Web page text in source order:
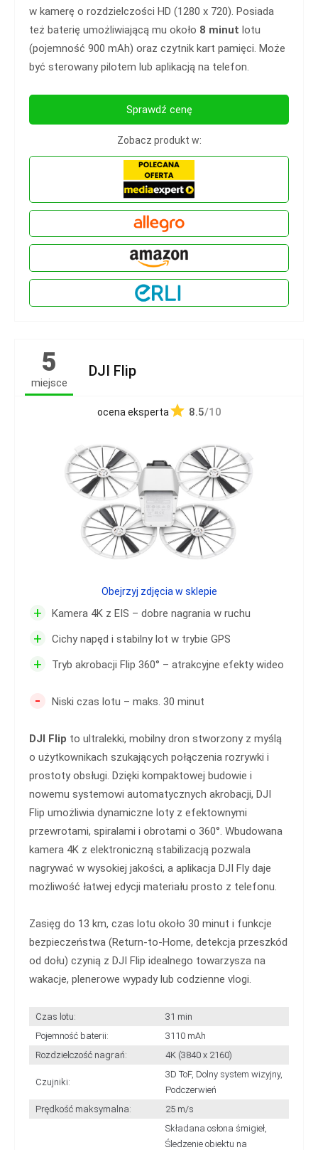
w kamerę o rozdzielczości HD (1280 x 720). Posiada
też baterię umożliwiającą mu około 8 minut lotu
(pojemność 900 mAh) oraz czytnik kart pamięci. Może
być sterowany pilotem lub aplikacją na telefon.
Sprawdź cenę
Zobacz produkt w:
5
miejsce
DJI Flip
ocena eksperta 8.5/10
+ Kamera 4K z EIS – dobre nagrania w ruchu
+ Cichy napęd i stabilny lot w trybie GPS
+ Tryb akrobacji Flip 360° – atrakcyjne efekty wideo
- Niski czas lotu – maks. 30 minut
DJI Flip to ultralekki, mobilny dron stworzony z myślą
o użytkownikach szukających połączenia rozrywki i
prostoty obsługi. Dzięki kompaktowej budowie i
nowemu systemowi automatycznych akrobacji, DJI
Flip umożliwia dynamiczne loty z efektownymi
przewrotami, spiralami i obrotami o 360°. Wbudowana
kamera 4K z elektroniczną stabilizacją pozwala
nagrywać w wysokiej jakości, a aplikacja DJI Fly daje
możliwość łatwej edycji materiału prosto z telefonu.
Zasięg do 13 km, czas lotu około 30 minut i funkcje
bezpieczeństwa (Return-to-Home, detekcja przeszkód
od dołu) czynią z DJI Flip idealnego towarzysza na
wakacje, plenerowe wypady lub codzienne vlogi.
Czas lotu:
31 min
Pojemność baterii:
3110 mAh
Rozdzielczość nagrań:
4K (3840 x 2160)
Czujniki:
3D ToF, Dolny system wizyjny,
Podczerwień
Prędkość maksymalna:
25 m/s
Składana osłona śmigieł,
Śledzenie obiektu na
Obejrzyj zdjęcia w sklepie